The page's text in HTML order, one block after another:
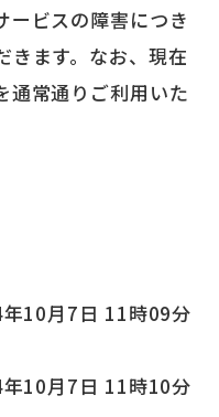
ービスの障害につき
きます。なお、現在
通常通りご利用いた
月7日 11時09分
月7日 11時10分